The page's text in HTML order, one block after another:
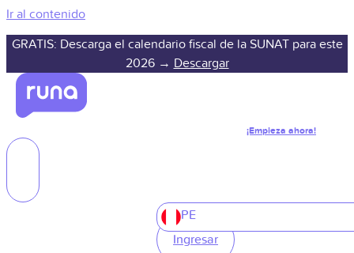
Ir al contenido
GRATIS: Descarga el calendario fiscal de la SUNAT para este
2026 → Descargar
¡Empieza ahora!
PE
Ingresar